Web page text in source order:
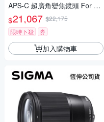
APS-C 超廣角變焦鏡頭 For Ca
non RF-mount (公司貨)
$21,067 $22,175
限時下殺
券
加入購物車